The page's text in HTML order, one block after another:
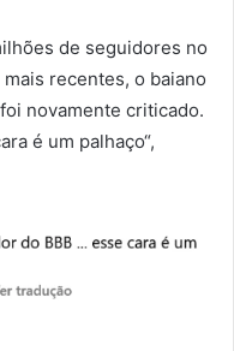
de seguidores no
recentes, o baiano
novamente criticado.
é um palhaço“,